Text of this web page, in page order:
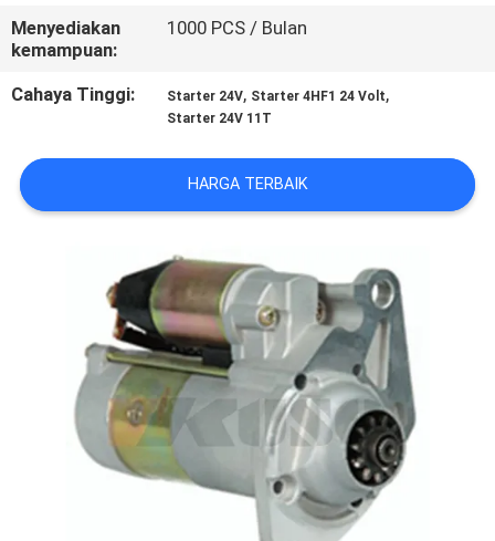
PERMINTAAN
PENAWARAN
SITEMAP
Menyediakan
kemampuan:
1000 PCS / Bulan
Cahaya Tinggi: Starter 24V, Starter 4HF1 24 Volt,
Starter 24V 11T
HARGA TERBAIK